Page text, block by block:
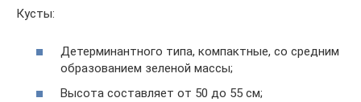
Кусты:
Детерминантного типа, компактные, со средним
образованием зеленой массы;
Высота составляет от 50 до 55 см;